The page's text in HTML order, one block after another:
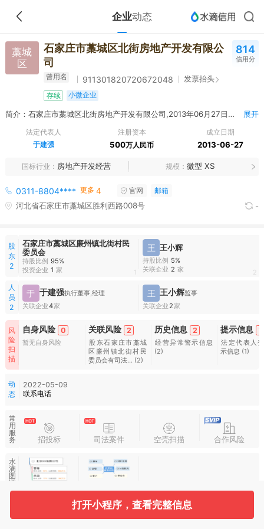
企业动态
藁城
区
石家庄市藁城区北街房地产开发有限公
司
曾用名 911301820720672048 发票抬头
存续 小微企业
814
信用分
简介：石家庄市藁城区北街房地产开发有限公司,2013年06月27日成立，经营范围包括房地产开发；物业管理；建筑材料销售（以上各项法律、行政法规、国务院规定禁止的项目，不准经营；需经专项审批的项目，未获得批准之前不准经营）。 展开
法定代表人
于建强
注册资本
500万人民币
成立日期
2013-06-27
国标行业 房地产开发经营 规模 微型 XS
0311-8804**** 更多 4 官网 邮箱
河北省石家庄市藁城区胜利西路008号 -
股
东
2
石家庄市藁城区廉州镇北街村民
委员会
持股比例 95%
投资企业 1 家 1
王 王小辉
持股比例 5%
关联企业 2 家 2
人
员
2
于 于建强执行董事,经理
关联企业4家
王 王小辉监事
关联企业 2家
风
险
扫
描
自身风险 0
暂无自身风险
关联风险 2
股东石家庄市藁城
区廉州镇北街村民
委员会有司法... (2)
历史信息 2
经营异常警示信息
(2)
提示信息 7
法定代表人
示信息 (1)
动
态
2022-05-09
联系电话
常
用
服
务
招投标 司法案件 空壳扫描 合作风险
水
滴
图
谱
基本信息 收起
打开小程序，查看完整信息